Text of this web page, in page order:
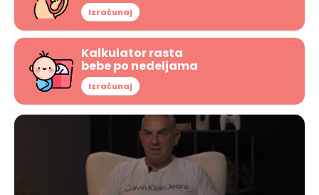
Izračunaj
Kalkulator rasta
bebe po nedeljama
Izračunaj